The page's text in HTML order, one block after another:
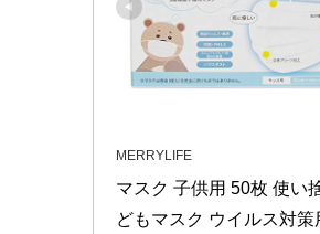
MERRYLIFE
マスク 子供用 50枚 使い
どもマスク ウイルス対策